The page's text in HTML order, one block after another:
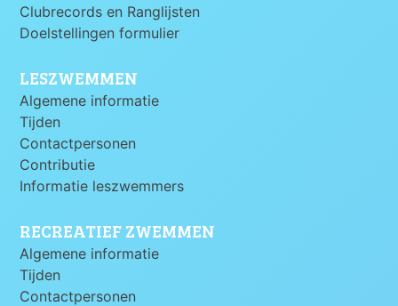
Clubrecords en Ranglijsten
Doelstellingen formulier
LESZWEMMEN
Algemene informatie
Tijden
Contactpersonen
Contributie
Informatie leszwemmers
RECREATIEF ZWEMMEN
Algemene informatie
Tijden
Contactpersonen